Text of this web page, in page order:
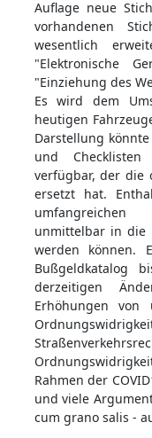
Auflage neue
vorhandenen
wesentlich
"Elektronische
"Einziehung des
Es wird dem
heutigen
Darstellung
und
verfügbar, der die
ersetzt hat.
umfangreichen
unmittelbar in die
werden können.
Bußgeldkatalog
derzeitigen
Erhöhungen
Rahmen der
und viele
cum grano salis -